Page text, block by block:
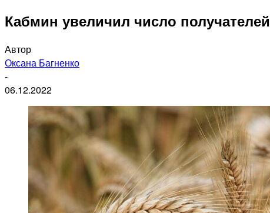
Кабмин увеличил число
Автор
Оксана Багненко
-
06.12.2022